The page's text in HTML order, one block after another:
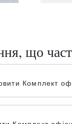
що
Комплект